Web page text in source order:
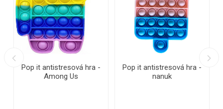
Pop it antistresová hra -
prasátko
Pop it antistresová hra -
puzzle